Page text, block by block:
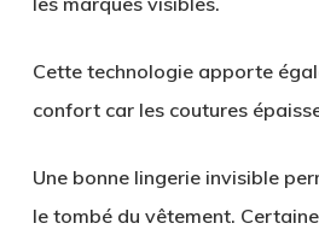
Cette technologie apporte
confort car les coutures
Une bonne lingerie invisible
le tombé du vêtement.